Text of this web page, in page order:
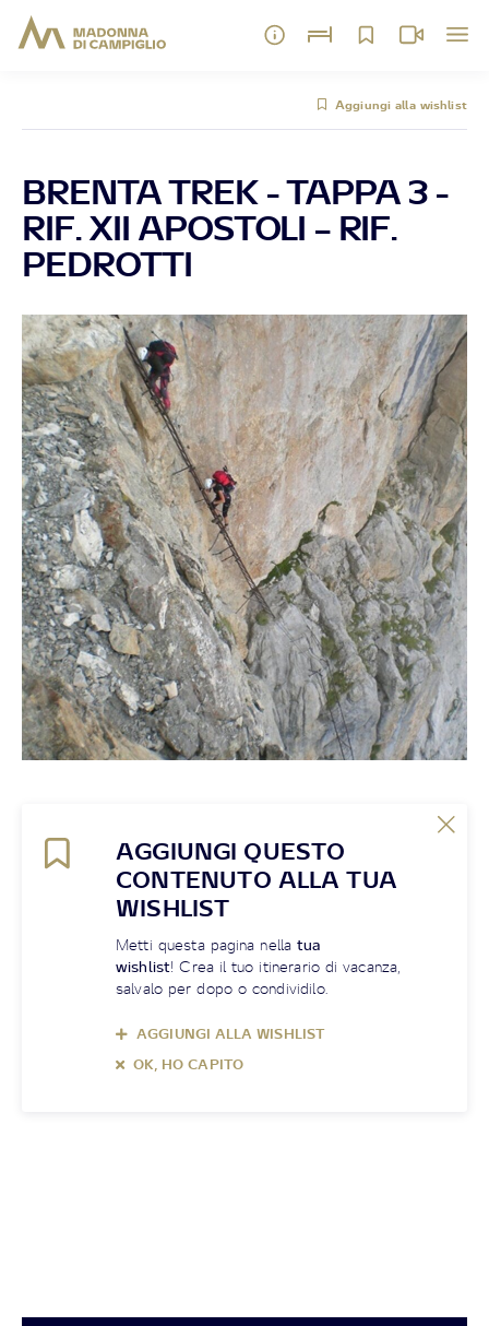
Aggiungi alla wishlist
BRENTA TREK - TAPPA 3 -
RIF. XII APOSTOLI – RIF.
PEDROTTI
AGGIUNGI QUESTO
CONTENUTO ALLA TUA
WISHLIST
Metti questa pagina nellatua
wishlist! Crea il tuo itinerario di vacanza,
salvalo per dopo o condividilo.
AGGIUNGI ALLA WISHLIST
OK, HO CAPITO